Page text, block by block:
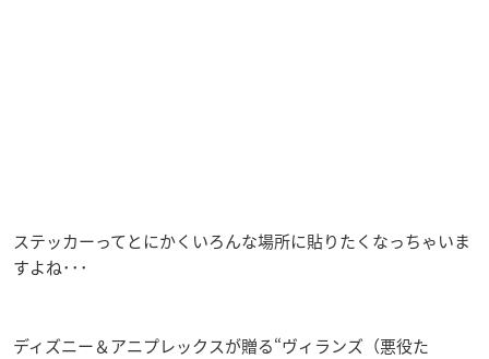
ステッカーってとにかくいろんな場所に貼りたくなっちゃいま
すよね･･･
ディズニー＆アニプレックスが贈る“ヴィランズ（悪役た